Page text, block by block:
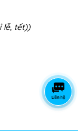
lễ, tết))